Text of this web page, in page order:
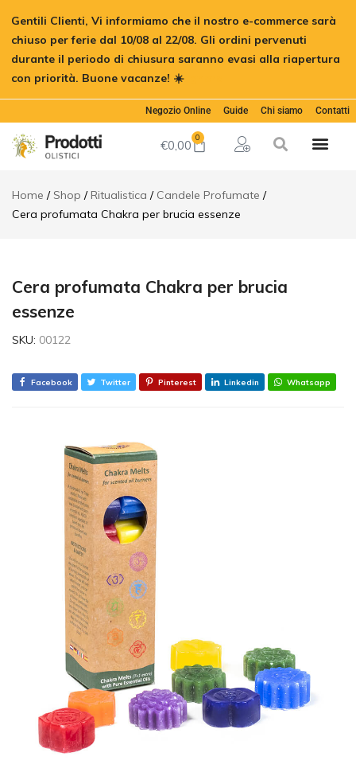
Gentili Clienti, Vi informiamo che il nostro e-commerce sarà
chiuso per ferie dal 10/08 al 22/08. Gli ordini pervenuti
durante il periodo di chiusura saranno evasi alla riapertura
con priorità. Buone vacanze! ☀️
Negozio Online Guide Chi siamo Contatti
€0,00 0
Home Shop Ritualistica
Candele Profumate
Cera profumata Chakra per brucia essenze
Cera profumata Chakra per brucia
essenze
SKU: 00122
Facebook Twitter Pinterest Linkedin Whatsapp
Cera
profumata
Chakra
per brucia
essenze
Descrizione
(0)
€7,00